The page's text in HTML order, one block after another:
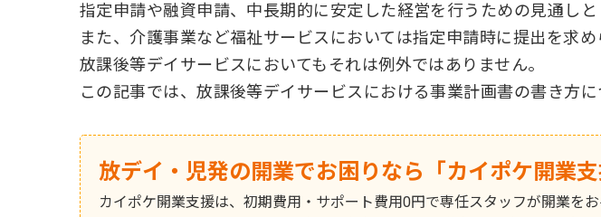
指定申請や融資申請、中長期的に安定した経営を行うための見通しと
また、介護事業など福祉サービスにおいては指定申請時に提出を求め
放課後等デイサービスにおいてもそれは例外ではありません。
この記事では、放課後等デイサービスにおける事業計画書の書き方に
放デイ・児発の開業でお困りなら「カイポケ開業支
カイポケ開業支援は、初期費用・サポート費用0円で専任スタッフが開業をお